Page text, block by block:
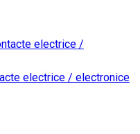
electrice / electronice